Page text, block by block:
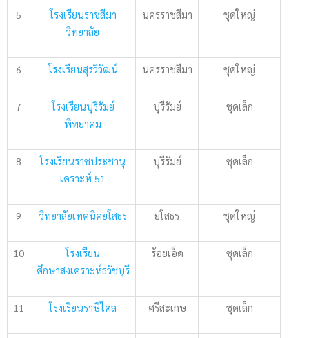
5
โรงเรียนราชสีมา
วิทยาลัย
นครราชสีมา ชุดใหญ่
6 โรงเรียนสุรวิวัฒน์ นครราชสีมา ชุดใหญ่
7
โรงเรียนบุรีรัมย์
พิทยาคม
บุรีรัมย์ ชุดเล็ก
8
โรงเรียนราชประชานุ
เคราะห์ 51
บุรีรัมย์ ชุดเล็ก
9 วิทยาลัยเทคนิคยโสธร ยโสธร ชุดใหญ่
10
โรงเรียน
ศึกษาสงเคราะห์ธวัชบุรี
ร้อยเอ็ด ชุดเล็ก
11 โรงเรียนราษีไศล ศรีสะเกษ ชุดเล็ก